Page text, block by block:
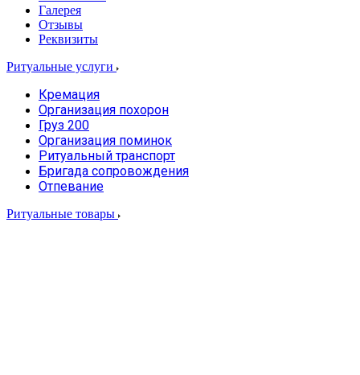
Галерея
Отзывы
Реквизиты
Ритуальные услуги
Кремация
Организация похорон
Груз 200
Организация поминок
Ритуальный транспорт
Бригада сопровождения
Отпевание
Ритуальные товары